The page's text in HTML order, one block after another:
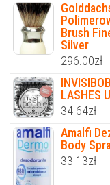
Brush
Silver
296.00zł
LASHES
34.64zł
Amalfi
Body
33.13zł